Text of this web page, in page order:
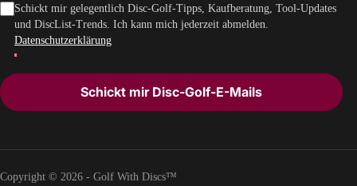
Schickt mir gelegentlich Disc-Golf-Tipps, Kaufberatung, Tool-Updates
und DiscList-Trends. Ich kann mich jederzeit abmelden.
Datenschutzerklärung
Schickt mir Disc-Golf-E-Mails
Copyright © 2026 - Golf With Discs™